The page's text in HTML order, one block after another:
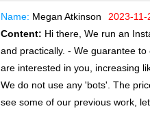
Name: Megan Atkinson 2023-
Content: Hi there, We run an
and practically. - We guarantee
are interested in you, increasing
We do not use any 'bots'. The
see some of our previous work,